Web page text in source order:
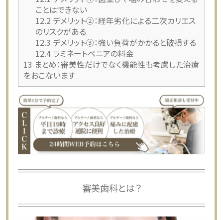
ことはできない
12.2 デメリット②：経年劣化による二次カリエス
のリスクがある
12.3 デメリット③：強い負荷がかかると破損する
12.4ラミネートべニアの料金
13 まとめ：審美性だけでなく機能性も考慮した治療
をおこないます
審美歯科とは？